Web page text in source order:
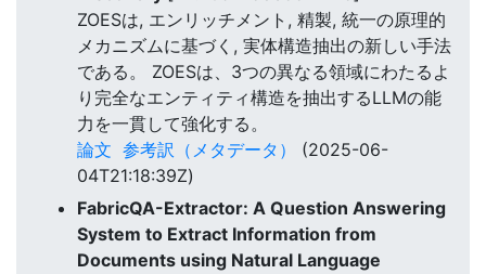
ZOESは, エンリッチメント, 精製, 統一の原理的
メカニズムに基づく, 実体構造抽出の新しい手法
である。 ZOESは、3つの異なる領域にわたるよ
り完全なエンティティ構造を抽出するLLMの能
力を一貫して強化する。
論文 参考訳（メタデータ）
(2025-06-
04T21:18:39Z)
FabricQA-Extractor: A Question Answering
System to Extract Information from
Documents using Natural Language